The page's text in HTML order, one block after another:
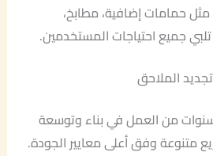
مثل حمامات إضافية، مطابخ،
جميع احتياجات المستخدمين.
الملاحق
من العمل في بناء وتوسعة
متنوعة وفق أعلى معايير الجودة.